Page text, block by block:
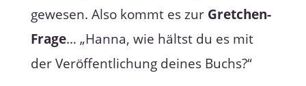
gewesen. Also kommt es zur Gretchen-
Frage… „Hanna, wie hältst du es mit
der Veröffentlichung deines Buchs?“